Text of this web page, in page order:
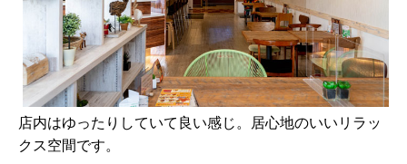
店内はゆったりしていて良い感じ。居心地のいいリラッ
クス空間です。